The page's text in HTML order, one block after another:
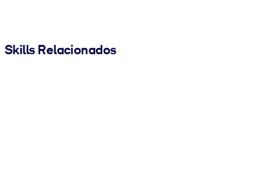
Skills Relacionados